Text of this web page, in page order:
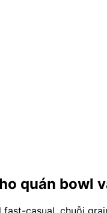
quán bowl
casual, chuỗi